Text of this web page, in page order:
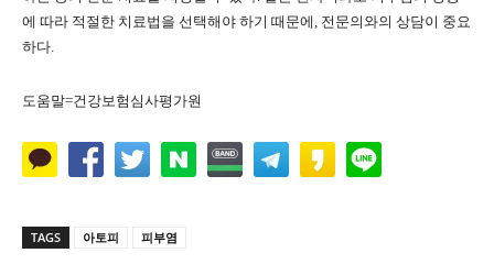
에 따라 적절한 치료법을 선택해야 하기 때문에, 전문의와의 상담이 중요
하다.
도움말=건강보험심사평가원
TAGS 아토피 피부염